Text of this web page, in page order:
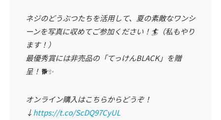
ネジのどうぶつたちを活用して、夏の素敵なワンシ
ーンを写真に収めてご参加ください！🏄（私もやり
ます！）
最優秀賞には非売品の「てっけんBLACK」を贈
呈！🐕✨
オンライン購入はこちらからどうぞ！
↓https://t.co/ScDQ97CyUL